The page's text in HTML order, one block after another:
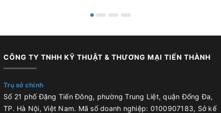
CÔNG TY TNHH KỸ THUẬT & THƯƠNG MẠI TIẾN THÀNH
Trụ sở chính
Số 21 phố Đặng Tiến Đông, phường Trung Liệt, quận Đống Đa,
TP. Hà Nội, Việt Nam. Mã số doanh nghiệp: 0100907183, Sở kế